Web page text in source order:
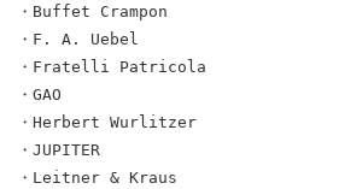
・Buffet Crampon
・F. A. Uebel
・Fratelli Patricola
・GAO
・Herbert Wurlitzer
・JUPITER
・Leitner & Kraus